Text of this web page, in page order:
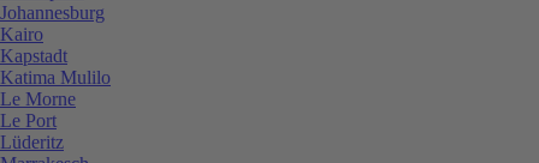
Johannesburg
Kairo
Kapstadt
Katima Mulilo
Le Morne
Le Port
Lüderitz